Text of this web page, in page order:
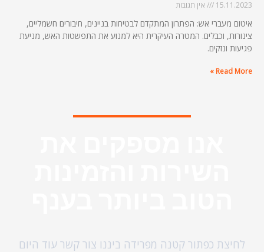
15.11.2023 אין תגובות
איטום מעברי אש: הפתרון המתקדם לבטיחות בניינים, חיבורים חשמליים,
צינורות, וכבלים. המטרה העיקרית היא למנוע את התפשטות האש, מניעת
פגיעות ונזקים.
Read More »
לחיצת כפתור קטנה מפרידה ביננו צור קשר עוד היום